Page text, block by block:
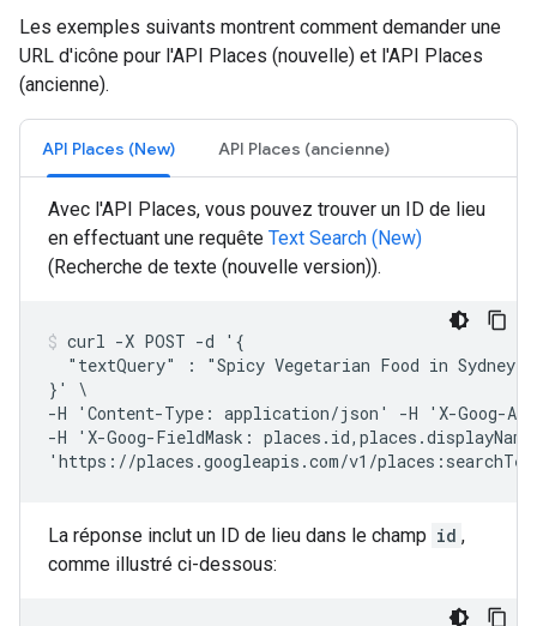
Les exemples suivants montrent comment demander une
URL d'icône pour l'API Places (nouvelle) et l'API Places
(ancienne).
API Places (New) API Places (ancienne)
Avec l'API Places, vous pouvez trouver un ID de lieu
en effectuant une requête Text Search (New)
(Recherche de texte (nouvelle version)).
curl -X POST -d '{
"textQuery" : "Spicy Vegetarian Food in Sydney,
}' \
-H 'Content-Type: application/json' -H 'X-Goog-
-H 'X-Goog-FieldMask:
'https://places.googleapis.com/v1/
La réponse inclut un ID de lieu dans le champ id ,
comme illustré ci-dessous: